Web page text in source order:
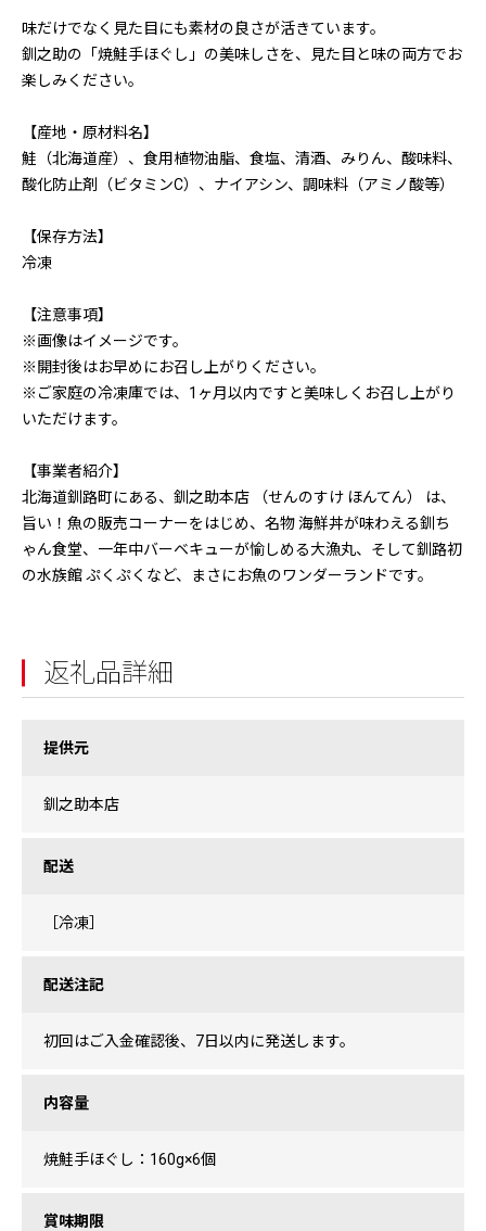
味だけでなく見た目にも素材の良さが活きています。
釧之助の「焼鮭手ほぐし」の美味しさを、見た目と味の両方でお
楽しみください。
【産地・原材料名】
鮭（北海道産）、食用植物油脂、食塩、清酒、みりん、酸味料、
酸化防止剤（ビタミンC）、ナイアシン、調味料（アミノ酸等）
【保存方法】
冷凍
【注意事項】
※画像はイメージです。
※開封後はお早めにお召し上がりください。
※ご家庭の冷凍庫では、1ヶ月以内ですと美味しくお召し上がり
いただけます。
【事業者紹介】
北海道釧路町にある、釧之助本店 （せんのすけ ほんてん） は、
旨い！魚の販売コーナーをはじめ、名物 海鮮丼が味わえる釧ち
ゃん食堂、一年中バーベキューが愉しめる大漁丸、そして釧路初
の水族館 ぷくぷくなど、まさにお魚のワンダーランドです。
返礼品詳細
提供元
釧之助本店
配送
［冷凍］
配送注記
初回はご入金確認後、7日以内に発送します。
内容量
焼鮭手ほぐし：160g×6個
賞味期限